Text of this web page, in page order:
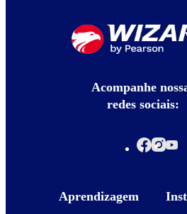
Acompanhe
redes sociais:
Aprendizagem